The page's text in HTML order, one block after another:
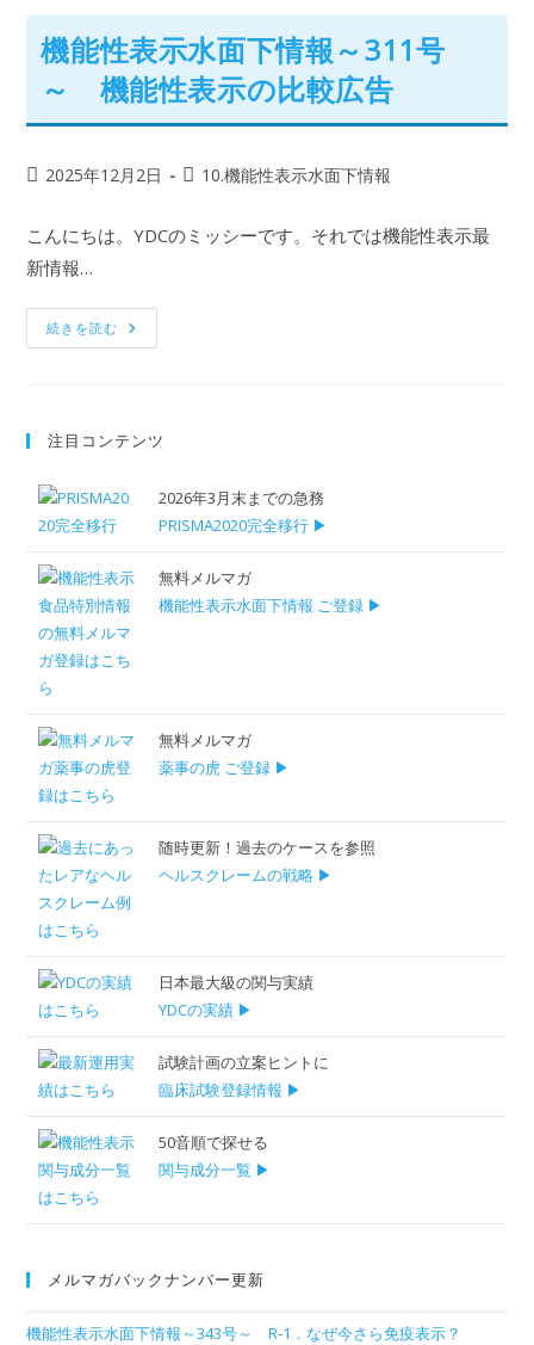
機能性表示水面下情報～311号
～ 機能性表示の比較広告
2025年12月2日 10.機能性表示水面下情報
こんにちは。YDCのミッシーです。それでは機能性表示最
新情報…
続きを読む
注目コンテンツ
2026年3月末までの急務
PRISMA2020完全移行 ▶
無料メルマガ
機能性表示水面下情報 ご登録 ▶
無料メルマガ
薬事の虎 ご登録 ▶
随時更新！過去のケースを参照
ヘルスクレームの戦略 ▶
日本最大級の関与実績
YDCの実績 ▶
試験計画の立案ヒントに
臨床試験登録情報 ▶
50音順で探せる
関与成分一覧 ▶
メルマガバックナンバー更新
機能性表示水面下情報～343号～ R-1．なぜ今さら免疫表示？